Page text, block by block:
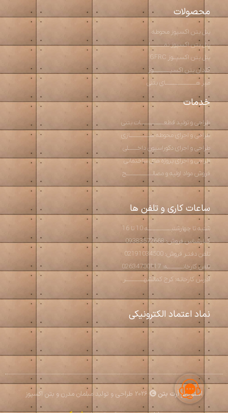
محصولات
پنل بتن اکسپوز محوطه
پنل بتن اکسپوز نمـــــــــا
پنل بتن اکسپــوز GFRC
گلدان بتن اکسپـــــــــــوز
میز هــــــــــــــــــــای بتنی
خدمات
طراحی و تولید قطعـــــــــــــــات بتنی
طراحی و اجرای محوطه ســـــــــــــازی
طراحی و اجرای دکوراسیون داخــــــلی
طراحی و اجرای پروژه های ساختمانی
فروش مواد اولیه و مصالـــــــــــــــــح
ساعات کاری و تلفن ها
شنبه تا چهارشنبـــــــــــــــه 10 تا 16
کــارشناس فروش: 09383572668
تلفن دفتـر فروش: 02191034500
تلفن کارخانــــــــــه: 02634700117
آدرس کارخانه: کرج کمالشهــــــــــــر
نماد اعتماد الکترونیکی
استودیو آرت بتن